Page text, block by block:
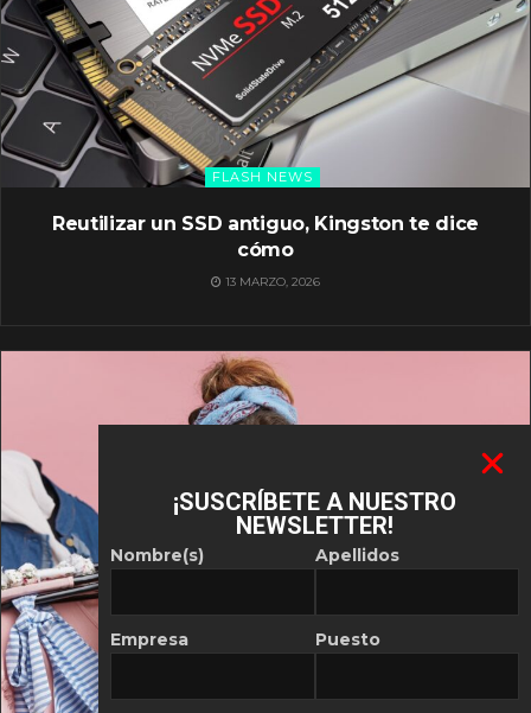
FLASH NEWS
Reutilizar un SSD antiguo, Kingston te dice
cómo
13 MARZO, 2026
¡SUSCRÍBETE A NUESTRO
NEWSLETTER!
Nombre(s)
Empresa
Apellidos
Puesto